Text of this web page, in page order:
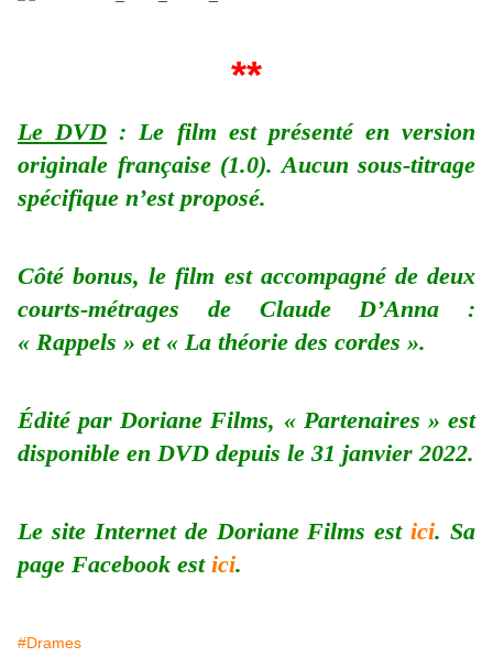
**
Le DVD : Le film est présenté en version
originale française (1.0). Aucun sous-titrage
spécifique n’est proposé.
Côté bonus, le film est accompagné de deux
courts-métrages de Claude D’Anna :
« Rappels » et « La théorie des cordes ».
Édité par Doriane Films, « Partenaires » est
disponible en DVD depuis le 31 janvier 2022.
Le site Internet de Doriane Films estici. Sa
page Facebook est ici.
#Drames